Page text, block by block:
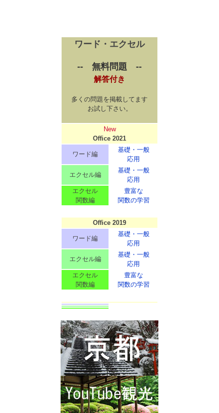
ワード・エクセル
-- 無料問題 --
解答付き
多くの問題を掲載してます
お試し下さい。
New
Office 2021
ワード編
基礎・一般
応用
エクセル編
基礎・一般
応用
エクセル
関数編
豊富な
関数の学習
Office 2019
ワード編
基礎・一般
応用
エクセル編
基礎・一般
応用
エクセル
関数編
豊富な
関数の学習